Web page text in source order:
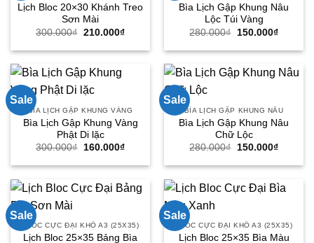
Lịch Bloc 20×30 Khánh Treo
Sơn Mài
300.000₫ Giá
là:
210.000₫Giá
tại
210.000₫.
Bìa Lịch Gập Khung Nâu
Lộc Túi Vàng
280.000₫
Giá
là:
150.000₫Giá
tại
Sale
BÌA LỊCH GẬP KHUNG VÀNG
Bìa Lịch Gập Khung Vàng
Phật Di lặc
300.000₫
Giá
là:
160.000₫Giá
tại
160.000₫.
Sale
BÌA LỊCH GẬP KHUNG NÂU
Bìa Lịch Gập Khung Nâu
Chữ Lộc
280.000₫
Giá
là:
150.000₫Giá
tại
Sale
BLOC CỰC ĐẠI KHỔ A3 (25X35)
Lịch Bloc 25×35 Bảng Bìa
Sale
BLOC CỰC ĐẠI KHỔ A3 (25X35)
Lịch Bloc 25×35 Bìa Màu